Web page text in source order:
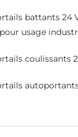
battants 24
usage
coulissants